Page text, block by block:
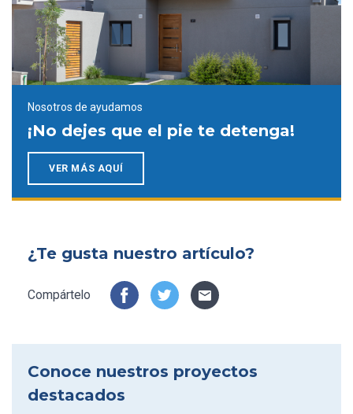
Nosotros de ayudamos
¡No dejes que el pie te detenga!
VER MÁS AQUÍ
Conoce nuestros proyectos
destacados
¿Te gusta nuestro artículo?
Compártelo